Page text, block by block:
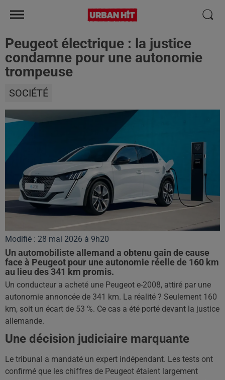
Peugeot électrique : la justice
condamne pour une autonomie
trompeuse
SOCIÉTÉ
Modifié : 28 mai 2026 à 9h20
Un automobiliste allemand a obtenu gain de cause
face à Peugeot pour une autonomie réelle de 160 km
au lieu des 341 km promis.
Un conducteur a acheté une Peugeot e-2008, attiré par une
autonomie annoncée de 341 km. La réalité ? Seulement 160
km, soit un écart de 53 %. Ce cas a été porté devant la justice
allemande.
Une décision judiciaire marquante
Le tribunal a mandaté un expert indépendant. Les tests ont
confirmé que les chiffres de Peugeot étaient largement